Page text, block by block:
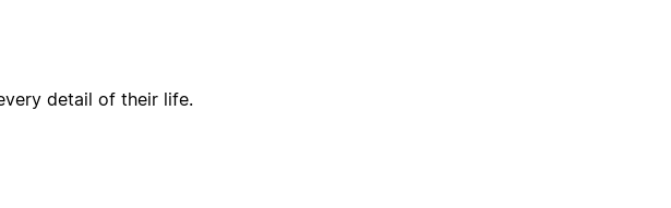
detail of their life.